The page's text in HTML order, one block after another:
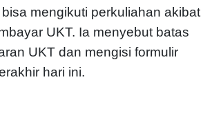
mengikuti perkuliahan akibat
UKT. Ia menyebut batas
UKT dan mengisi formulir
hari ini.